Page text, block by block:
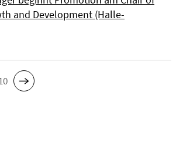
and Development (Halle-